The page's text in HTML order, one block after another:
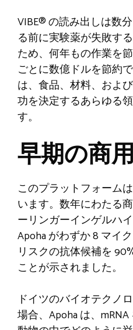
VIBE® の読み出しは数
る前に実験薬が失敗す
ため、何年もの作業を
ごとに数億ドルを節約
は、食品、材料、およ
功を決定するあらゆる
す。
早期の商
このプラットフォーム
います。数年にわたる
ーリンガーインゲルハ
Apoha がわずか 8 マイ
リスクの抗体候補を
ことが示されました。
ドイツのバイオテクノ
場合、Apoha は、